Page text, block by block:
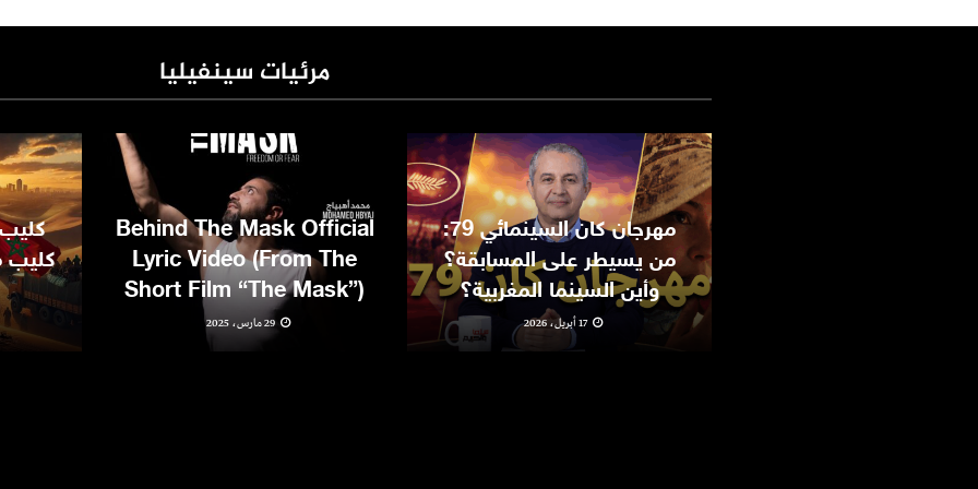
مرئيات سينفيليا
مهرجان كان السينمائي 79:
من يسيطر على المسابقة؟
وأين السينما المغربية؟
17 أبريل، 2026
Behind The Mask Official
Lyric Video (From The
Short Film “The Mask”)
29 مارس، 2025
كليب